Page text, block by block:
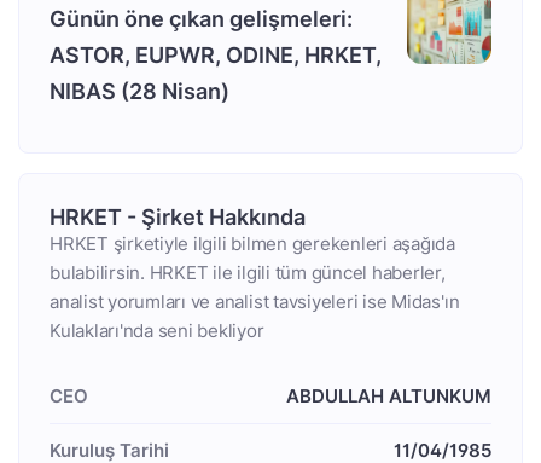
Günün öne çıkan gelişmeleri:
ASTOR, EUPWR, ODINE, HRKET,
NIBAS (28 Nisan)
HRKET - Şirket Hakkında
HRKET şirketiyle ilgili bilmen gerekenleri aşağıda
bulabilirsin. HRKET ile ilgili tüm güncel haberler,
analist yorumları ve analist tavsiyeleri ise Midas'ın
Kulakları'nda seni bekliyor
CEO ABDULLAH ALTUNKUM
Kuruluş Tarihi 11/04/1985